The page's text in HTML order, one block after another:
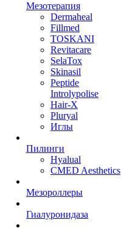
Мезотерапия
Dermaheal
Fillmed
TOSKANI
Revitacare
SelaTox
Skinasil
Peptide
Introlypolise
Hair-X
Pluryal
Иглы
Пилинги
Hyalual
CMED Aesthetics
Мезороллеры
Гиалуронидаза